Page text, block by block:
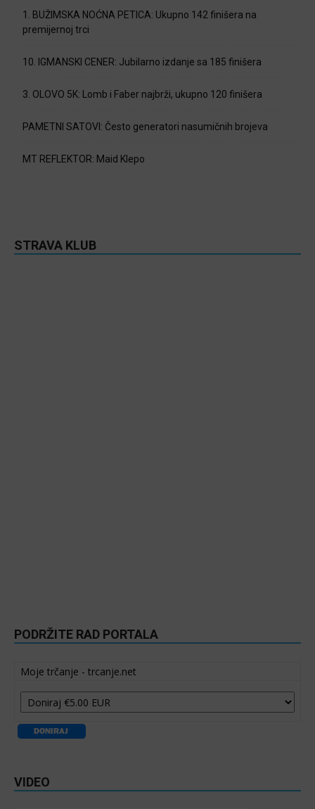
1. BUŽIMSKA NOĆNA PETICA: Ukupno 142 finišera na
premijernoj trci
10. IGMANSKI CENER: Jubilarno izdanje sa 185 finišera
3. OLOVO 5K: Lomb i Faber najbrži, ukupno 120 finišera
PAMETNI SATOVI: Često generatori nasumičnih brojeva
MT REFLEKTOR: Maid Klepo
STRAVA KLUB
PODRŽITE RAD PORTALA
Moje trčanje - trcanje.net
VIDEO